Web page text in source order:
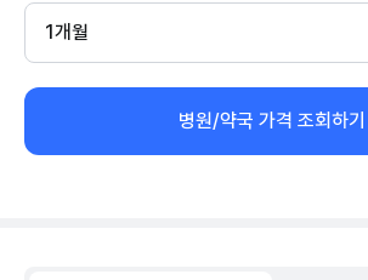
1개월
병원/약국 가격 조회하기